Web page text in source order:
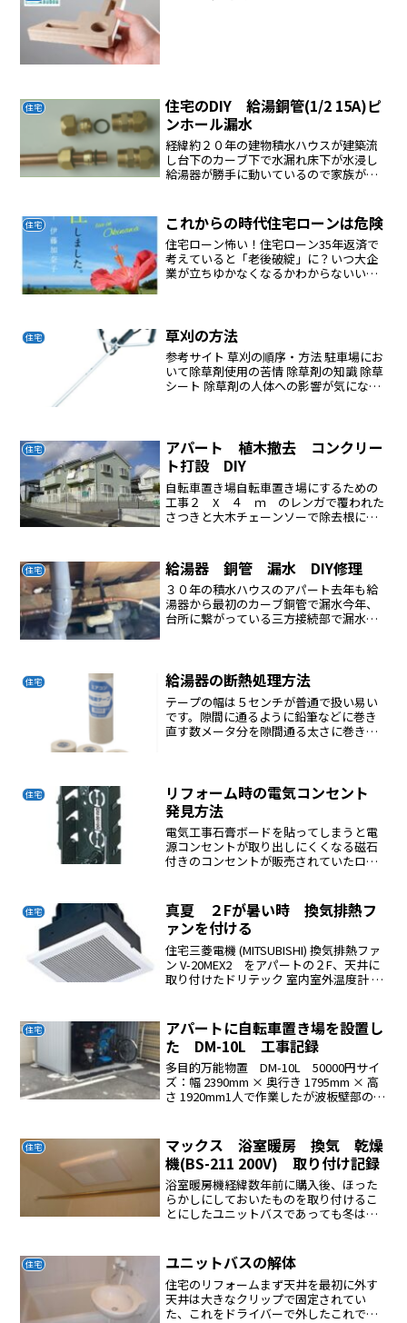
住宅
住宅のDIY 給湯銅管(1/2 15A)ピ
ンホール漏水
経緯約２０年の建物積水ハウスが建築流
し台下のカーブ下で水漏れ床下が水浸し
給湯器が勝手に動いているので家族が気
る給湯器で以前お世話になっていた業者
に修理を依頼したが、...
住宅 これからの時代住宅ローンは危険
住宅ローン怖い！住宅ローン35年返済で
考えていると「老後破綻」に？いつ大企
業が立ちゆかなくなるかわからないいま
るこれからの時代はロー...
住宅 草刈の方法
参考サイト 草刈の順序・方法 駐車場にお
いて除草剤使用の苦情 除草剤の知識 除草
シート 除草剤の人体への影響が気になり
住宅
アパート 植木撤去 コンクリー
ト打設 DIY
自転車置き場自転車置き場にするための
工事２ X ４ ｍ のレンガで覆われた
さつきと大木チェーンソーで除去根に除
ｍほどの深さに掘り下げた底を固めるプ
レート機は個人では貸し...
住宅 給湯器 銅管 漏水 DIY修理
３０年の積水ハウスのアパート去年も給
湯器から最初のカーブ銅管で漏水今年、
台所に繋がっている三方接続部で漏水ろ
狭いところで経験不足...
住宅 給湯器の断熱処理方法
テープの幅は５センチが普通で扱い易い
です。隙間に通るように鉛筆などに巻き
直す数メータ分を隙間通る太さに巻き込
プで止める下の方から半分...
住宅
リフォーム時の電気コンセント
発見方法
電気工事石膏ボードを貼ってしまうと電
源コンセントが取り出しにくくなる磁石
付きのコンセントが販売されていたロイ
をかざすと発見できるボードを貼ったあ
と大体の...
住宅
真夏 ２Fが暑い時 換気排熱フ
ァンを付ける
住宅三菱電機 (MITSUBISHI) 換気排熱ファ
ン V-20MEX2 をアパートの２F、天井に
取り付けたドリテック 室内室外温度計 O-
たスイッチはPanaso...
住宅
アパートに自転車置き場を設置し
た DM-10L 工事記録
多目的万能物置 DM-10L 50000円サイ
ズ：幅 2390mm × 奥行き 1795mm × 高
さ 1920mm1人で作業したが波板壁部の組
品に番号がふってあるの...
住宅
マックス 浴室暖房 換気 乾燥
機(BS-211 200V) 取り付け記録
浴室暖房機経緯数年前に購入後、ほった
らかしにしておいたものを取り付けるこ
とにしたユニットバスであっても冬は寒
出し方向が洗い場に向くように取り付け
る本体にパッキンがあるか...
住宅 ユニットバスの解体
住宅のリフォームまず天井を最初に外す
天井は大きなクリップで固定されてい
た、これをドライバーで外したこれで天